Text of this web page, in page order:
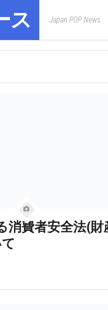
ス Japan POP News
消費者安全法(財